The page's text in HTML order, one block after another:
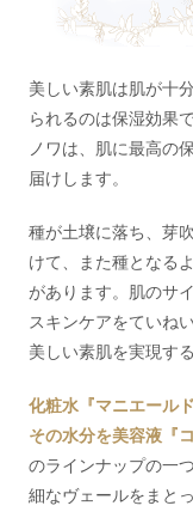
美しい素肌は肌が十
られるのは保湿効果
ノワは、肌に最高の
届けします。
種が土壌に落ち、芽
けて、また種となる
があります。肌のサ
スキンケアをていね
美しい素肌を実現す
化粧水『マニエール
その水分を美容液『
のラインナップの一
細なヴェールをまと